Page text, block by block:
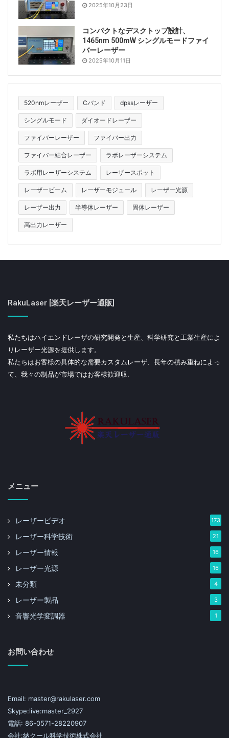
7. Huagongテクノロジー
Huagong Technology Industry Co.、Ltd.は1999年7月
に設立され、2000年6月に深セン証券取引所に上場し、
した。 2000年9月、Huagong Technologyは、オース
トラリアのレーザー切断およびプラズマ切断システムで
有名なFARLEYとLASERLABの買収に成功しました。
2004年7月、Huagong Laserが製造した高性能レーザ
ー切断機の最初のバッチは武漢での受け入れテストに合
格し、中国初の国内高性能レーザー切断機が誕生しまし
た。現在、Huagong Technologyの子会社である
Huagong Laser、Huagong Zhengyuan、Huagong
Gaoli、Huagong Image、Huagong Saibaiの製品は、
機械製造、航空宇宙、自動車産業、鉄鋼冶金、造船など
の重要な分野で広く使用されています産業、通信ネット
ワーク、その他の重要な分野。
威のある企業グループの1つです。 Bystronicは1983年
ー産業への旅を開始しました。
9. Raycus
の主要なコンポーネントと材料の開発、生産、販売を専
門としています。その主な製品は、パルスおよび連続波
ファイバーレーザー、ならびにR＆Dおよび準連続ファ
アの販売です。
CASTECHは、中国科学院のCASTECH材料構造研究所
によって設立されました。主に水晶、光学部品、レーザ
の製品は、レーザーおよび光通信分野で広く使用されて
います。 Fu Jing Technologyの非線形結晶、レーザー
結晶、および磁気光学結晶は、80％以上の市場シェア
を持ち、世界トップの売上を維持し続けています。近年
速レーザー
は主要な国内市場も占めています。
2025年10月23日
コンパクトなデスクトップ設計、
1465nm 500mW シングルモードファイ
バーレーザー
2025年10月11日
520nmレーザー Cバンド dpssレーザー
シングルモード ダイオードレーザー
ファイバーレーザー ファイバー出力
ファイバー結合レーザー ラボレーザーシステム
ラボ用レーザーシステム レーザースポット
レーザービーム レーザーモジュール レーザー光源
レーザー出力 半導体レーザー 固体レーザー
高出力レーザー
RakuLaser [楽天レーザー通販]
私たちはハイエンドレーザの研究開発と生産、科学研究と工業生産によ
りレーザー光源を提供します。
私たちはお客様の具体的な需要カスタムレーザ、長年の積み重ねによっ
て、我々の制品が市場ではお客様歓迎収.
メニュー
レーザービデオ 173
レーザー科学技術 21
レーザー情報 16
レーザー光源 16
未分類 4
レーザー製品 3
音響光学変調器 1
お問い合わせ
Email: master@rakulaser.com
Skype:live:master_2927
電話: 86-0571-28220907
会社:納クール科学技術株式会社